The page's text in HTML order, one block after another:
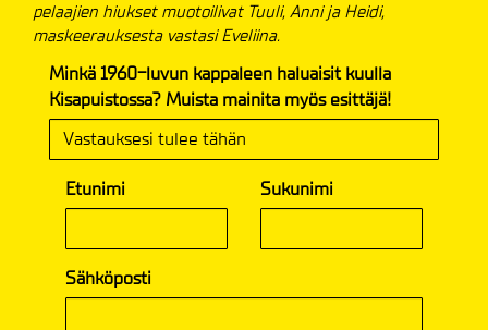
pelaajien hiukset muotoilivat Tuuli, Anni ja Heidi,
maskeerauksesta vastasi Eveliina.
Minkä 1960-luvun kappaleen haluaisit kuulla
Kisapuistossa? Muista mainita myös esittäjä!
Etunimi Sukunimi
Sähköposti